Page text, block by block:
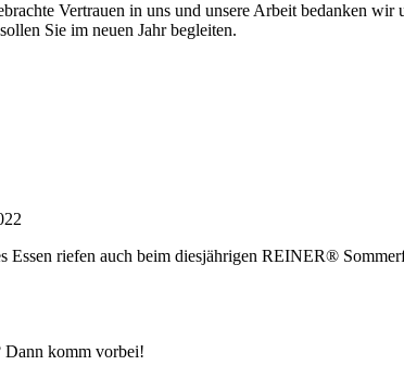
Vertrauen in uns und unsere Arbeit bedanken
Sie im neuen Jahr begleiten.
Essen riefen auch beim diesjährigen REINER®
Dann komm vorbei!